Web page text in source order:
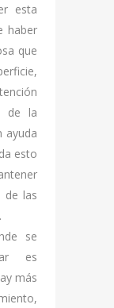
esta
haber
que
de la
ayuda
esto
de las
.
se
es
más